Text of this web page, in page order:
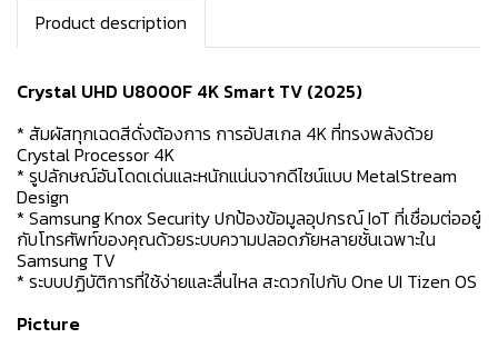
Product description
Crystal UHD U8000F 4K Smart TV (2025)
* สัมผัสทุกเฉดสีดั่งต้องการ การอัปสเกล 4K ที่ทรงพลังด้วย
Crystal Processor 4K
* รูปลักษณ์อันโดดเด่นและหนักแน่นจากดีไซน์แบบ MetalStream
Design
* Samsung Knox Security ปกป้องข้อมูลอุปกรณ์ IoT ที่เชื่อมต่ออยู๋
กับโทรศัพท์ของคุณด้วยระบบความปลอดภัยหลายชั้นเฉพาะใน
Samsung TV
* ระบบปฏิบัติการที่ใช้ง่ายและลื่นไหล สะดวกไปกับ One UI Tizen OS
Picture